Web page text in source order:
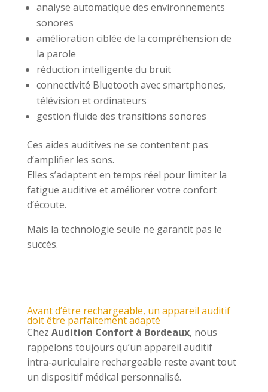
analyse automatique des environnements
sonores
amélioration ciblée de la compréhension de
la parole
réduction intelligente du bruit
connectivité Bluetooth avec smartphones,
télévision et ordinateurs
gestion fluide des transitions sonores
Ces aides auditives ne se contentent pas
d’amplifier les sons.
Elles s’adaptent en temps réel pour limiter la
fatigue auditive et améliorer votre confort
d’écoute.
Mais la technologie seule ne garantit pas le
succès.
Avant d’être rechargeable, un appareil auditif
doit être parfaitement adapté
Chez Audition Confort à Bordeaux, nous
rappelons toujours qu’un appareil auditif
intra‑auriculaire rechargeable reste avant tout
un dispositif médical personnalisé.